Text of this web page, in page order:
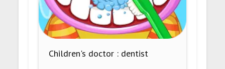
Children's doctor : dentist